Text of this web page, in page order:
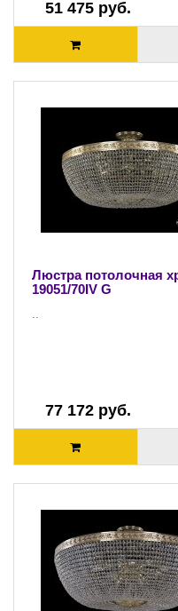
51 475 руб.
Люстра потолочная
19051/70IV G
..
77 172 руб.